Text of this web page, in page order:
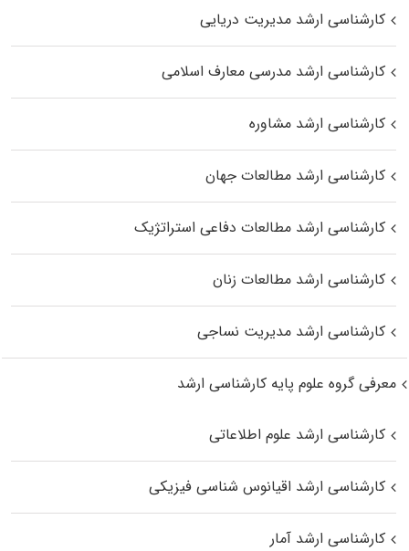
کارشناسی ارشد مدیریت دریایی
کارشناسی ارشد مدرسی معارف اسلامی
کارشناسی ارشد مشاوره
کارشناسی ارشد مطالعات جهان
کارشناسی ارشد مطالعات دفاعی استراتژیک
کارشناسی ارشد مطالعات زنان
کارشناسی ارشد مدیریت نساجی
معرفی گروه علوم پایه کارشناسی ارشد
کارشناسی ارشد علوم اطلاعاتی
کارشناسی ارشد اقیانوس‌ شناسی فیزیکی
کارشناسی ارشد آمار